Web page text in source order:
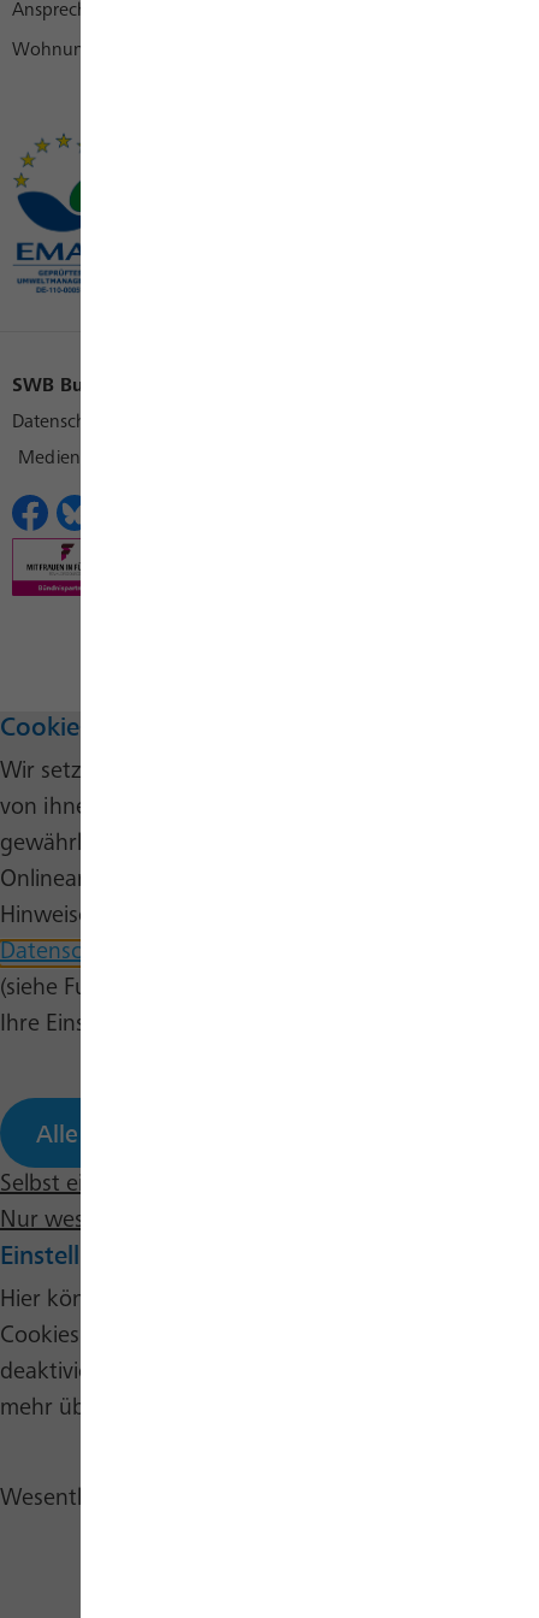
Ansprechpartner
Wohnungswirtschaft
SWB Bus und Bahn
Datenschutz
Medienkontakt
Cookie-Hinweis
Wir setzen auf unserer Website Cookies ein. Einige
von ihnen sind wesentlich, um die Funktionalität zu
gewährleisten, während andere uns helfen, unser
Onlineangebot stetig zu verbessern. Nähere
Hinweise erhalten Sie in unserer
Datenschutzerklärung
(siehe Fußbereich). Sie können dort auch jederzeit
Ihre Einstellungen selbst bearbeiten.
Alle annehmen
Selbst einstellen
Nur wesentliche Cookies annehmen
Einstellungen bearbeiten
Hier können Sie verschiedene Kategorien von
Cookies auf dieser Website auswählen oder
deaktivieren. Per Klick auf das Info-Icon können Sie
mehr über die verschiedenen Cookies erfahren.
Wesentliche Cookies